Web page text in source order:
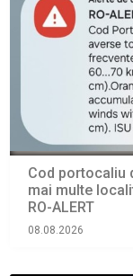
Cod portocaliu
mai multe
RO-ALERT
08.08.2026